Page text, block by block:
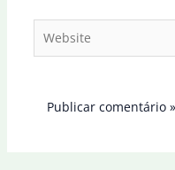
Website